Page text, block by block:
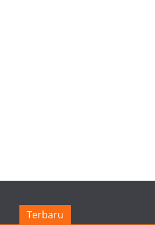
Terbaru